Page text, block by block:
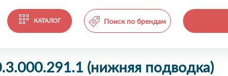
КАТАЛОГ Поиск по брендам
(нижняя подводка)